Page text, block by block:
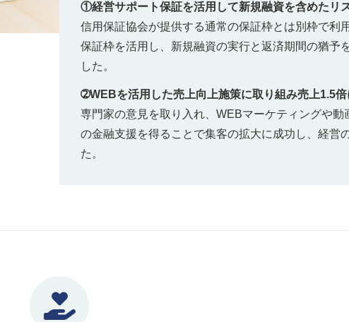
①経営サポート保証を活用して新規融資を含めたリ
信用保証協会が提供する通常の保証枠とは別枠で利
保証枠を活用し、新規融資の実行と返済期間の猶予
した。
➁WEBを活用した売上向上施策に取り組み売上1.5倍
専門家の意見を取り入れ、WEBマーケティングや動
の金融支援を得ることで集客の拡大に成功し、経営
た。